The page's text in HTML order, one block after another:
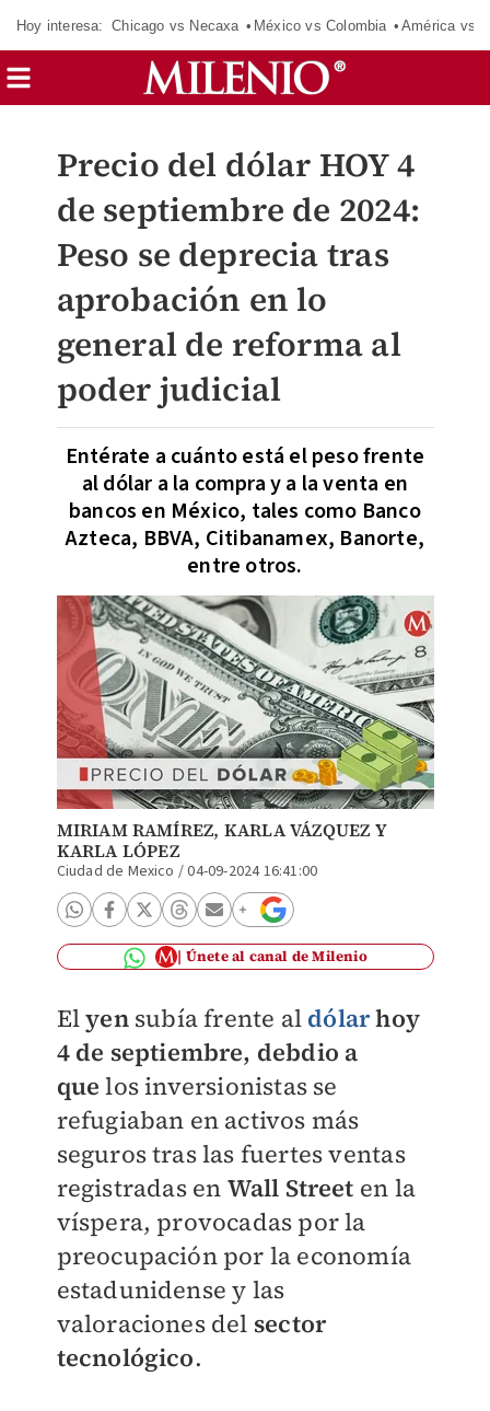
Hoy interesa: Chicago vs Necaxa México vs Colombia América vs
Precio del dólar HOY 4
de septiembre de 2024:
Peso se deprecia tras
aprobación en lo
general de reforma al
poder judicial
Entérate a cuánto está el peso frente
al dólar a la compra y a la venta en
bancos en México, tales como Banco
Azteca, BBVA, Citibanamex, Banorte,
entre otros.
MIRIAM RAMÍREZ, KARLA VÁZQUEZ Y
KARLA LÓPEZ
Ciudad de Mexico /04-09-2024 16:41:00
Únete al canal de Milenio
Elyen subía frente al dólarhoy
4 de septiembre, debdio a
que los inversionistas se
refugiaban en activos más
seguros tras las fuertes ventas
registradas en Wall Street en la
víspera, provocadas por la
preocupación por la economía
estadunidense y las
valoraciones del sector
tecnológico.